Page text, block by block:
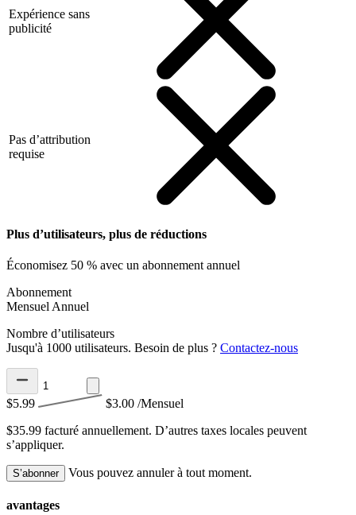
Expérience sans
publicité
Pas d’attribution
requise
Plus d’utilisateurs, plus de réductions
Économisez 50 % avec un abonnement annuel
Abonnement
Mensuel Annuel
Nombre d’utilisateurs
Jusqu'à 1000 utilisateurs. Besoin de plus ? Contactez-nous
$5.99 $3.00 /Mensuel
$35.99 facturé annuellement. D’autres taxes locales peuvent
s’appliquer.
S’abonner Vous pouvez annuler à tout moment.
avantages